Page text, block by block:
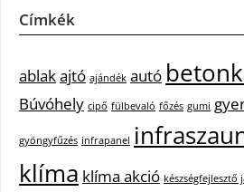
Címkék
ablakajtó ajándék autó
Búvóhely cipő fülbevaló főzés gumi
gyöngyfűzés infrapanel
klíma klíma akció készségfejlesztő